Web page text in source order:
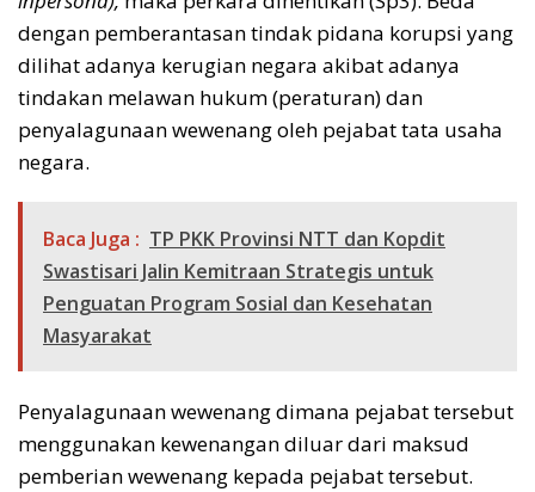
dengan pemberantasan tindak pidana korupsi yang
dilihat adanya kerugian negara akibat adanya
tindakan melawan hukum (peraturan) dan
penyalagunaan wewenang oleh pejabat tata usaha
negara.
Baca Juga : TP PKK Provinsi NTT dan Kopdit
Swastisari Jalin Kemitraan Strategis untuk
Penguatan Program Sosial dan Kesehatan
Masyarakat
Penyalagunaan wewenang dimana pejabat tersebut
menggunakan kewenangan diluar dari maksud
pemberian wewenang kepada pejabat tersebut.